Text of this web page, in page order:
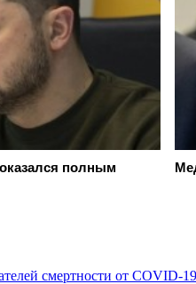
полным
смертности от COVID-